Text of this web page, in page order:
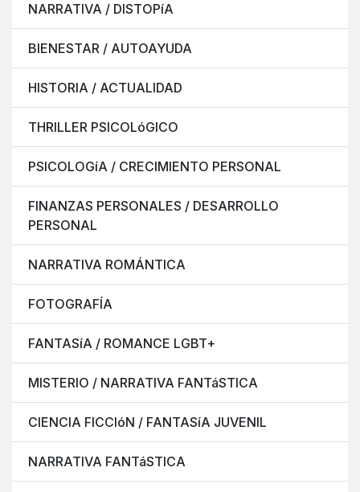
NARRATIVA / DISTOPíA
BIENESTAR / AUTOAYUDA
HISTORIA / ACTUALIDAD
THRILLER PSICOLóGICO
PSICOLOGíA / CRECIMIENTO PERSONAL
FINANZAS PERSONALES / DESARROLLO
PERSONAL
NARRATIVA ROMÁNTICA
FOTOGRAFÍA
FANTASíA / ROMANCE LGBT+
MISTERIO / NARRATIVA FANTáSTICA
CIENCIA FICCIóN / FANTASíA JUVENIL
NARRATIVA FANTáSTICA